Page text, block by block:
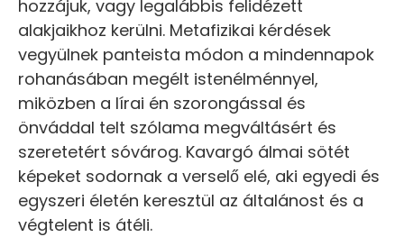
hozzájuk, vagy legalábbis felidézett
alakjaikhoz kerülni. Metafizikai kérdések
vegyülnek panteista módon a mindennapok
rohanásában megélt istenélménnyel,
miközben a lírai én szorongással és
önváddal telt szólama megváltásért és
szeretetért sóvárog. Kavargó álmai sötét
képeket sodornak a verselő elé, aki egyedi és
egyszeri életén keresztül az általánost és a
végtelent is átéli.